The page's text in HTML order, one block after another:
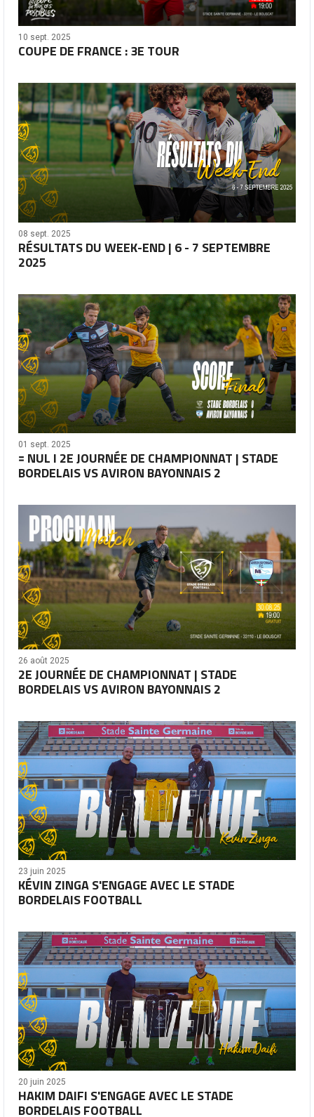
10 sept. 2025
COUPE DE FRANCE : 3E TOUR
08 sept. 2025
RÉSULTATS DU WEEK-END | 6 - 7 SEPTEMBRE
2025
01 sept. 2025
🟰 NUL I 2E JOURNÉE DE CHAMPIONNAT | STADE
BORDELAIS VS AVIRON BAYONNAIS 2
26 août 2025
2E JOURNÉE DE CHAMPIONNAT | STADE
BORDELAIS VS AVIRON BAYONNAIS 2
23 juin 2025
KÉVIN ZINGA S'ENGAGE AVEC LE STADE
BORDELAIS FOOTBALL
20 juin 2025
HAKIM DAIFI S'ENGAGE AVEC LE STADE
BORDELAIS FOOTBALL